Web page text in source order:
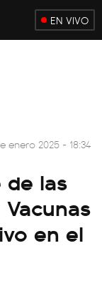
EN VIVO
enero 2025 - 18:34
las
en el